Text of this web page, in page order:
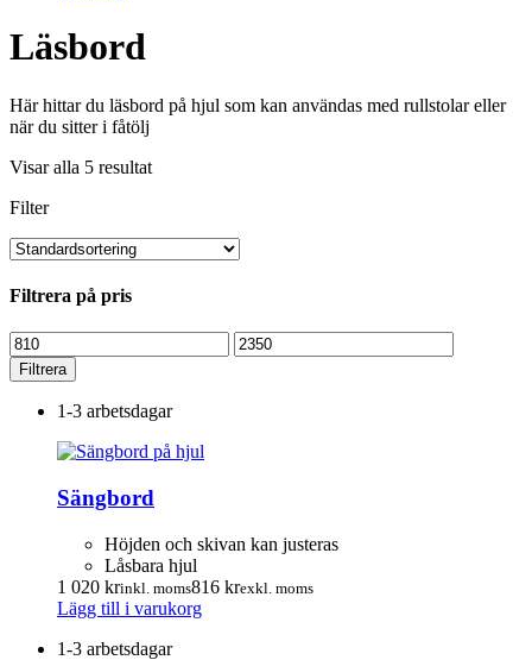
Läsbord
Här hittar du läsbord på hjul som kan användas med rullstolar eller
när du sitter i fåtölj
Visar alla 5 resultat
Filter
Filtrera på pris
Min
pris
Max
pris
Filtrera
1-3 arbetsdagar
Sängbord
Höjden och skivan kan justeras
Låsbara hjul
1 020 krinkl. moms816 krexkl. moms
Lägg till i varukorg
1-3 arbetsdagar